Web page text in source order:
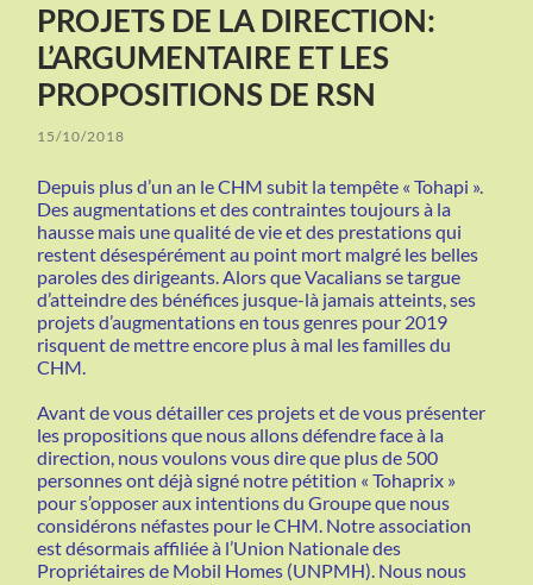
PROJETS DE LA DIRECTION:
L’ARGUMENTAIRE ET LES
PROPOSITIONS DE RSN
15/10/2018
Depuis plus d’un an le CHM subit la tempête « Tohapi ».
Des augmentations et des contraintes toujours à la
hausse mais une qualité de vie et des prestations qui
restent désespérément au point mort malgré les belles
paroles des dirigeants. Alors que Vacalians se targue
d’atteindre des bénéfices jusque-là jamais atteints, ses
projets d’augmentations en tous genres pour 2019
risquent de mettre encore plus à mal les familles du
CHM.
Avant de vous détailler ces projets et de vous présenter
les propositions que nous allons défendre face à la
direction, nous voulons vous dire que plus de 500
personnes ont déjà signé notre pétition « Tohaprix »
pour s’opposer aux intentions du Groupe que nous
considérons néfastes pour le CHM. Notre association
est désormais affiliée à l’Union Nationale des
Propriétaires de Mobil Homes (UNPMH). Nous nous